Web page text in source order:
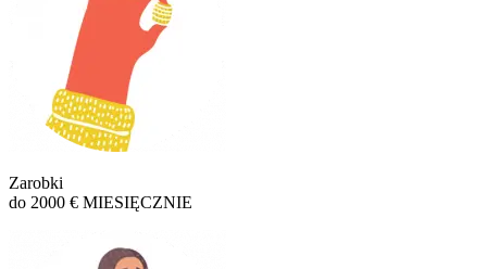
Zarobki
do 2000 € MIESIĘCZNIE